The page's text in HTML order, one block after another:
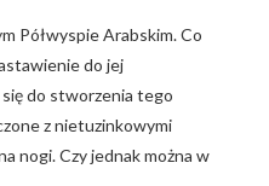
Półwyspie Arabskim. Co
do jej
do stworzenia tego
z nietuzinkowymi
nogi. Czy jednak można w